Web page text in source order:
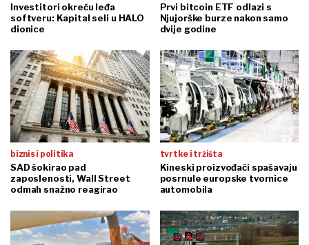
Investitori okreću leđa
softveru: Kapital seli u HALO
dionice
Prvi bitcoin ETF odlazi s
Njujorške burze nakon samo
dvije godine
biznis i politika
SAD šokirao pad
zaposlenosti, Wall Street
odmah snažno reagirao
tvrtke i tržišta
Kineski proizvođači spašavaju
posrnule europske tvornice
automobila